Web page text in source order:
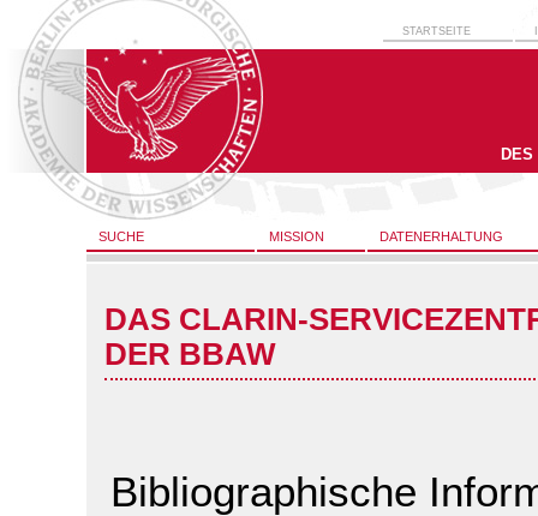
STARTSEITE
SUCHE MISSION DATENERHALTUNG
DAS CLARIN-
DER BBAW
Bibliographische